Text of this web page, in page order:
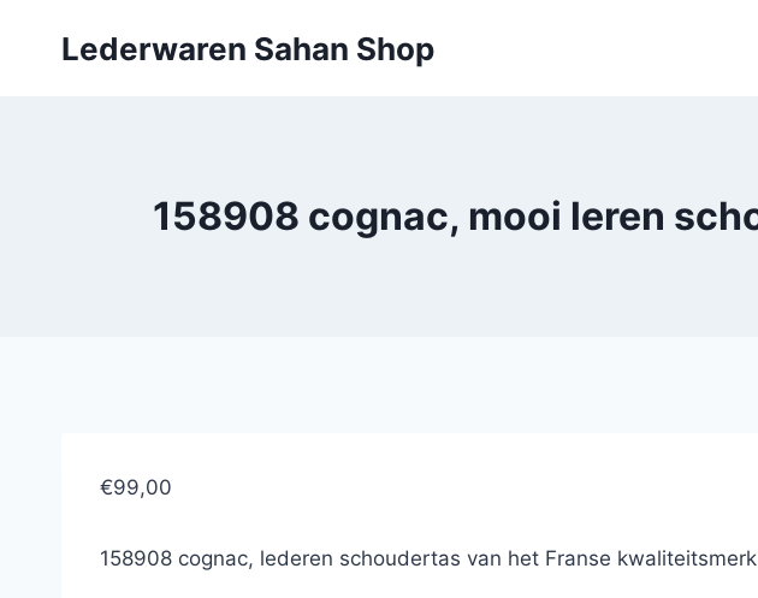
Lederwaren Sahan Shop
158908 cognac, mooi leren
€99,00
158908 cognac, lederen schoudertas van het Franse